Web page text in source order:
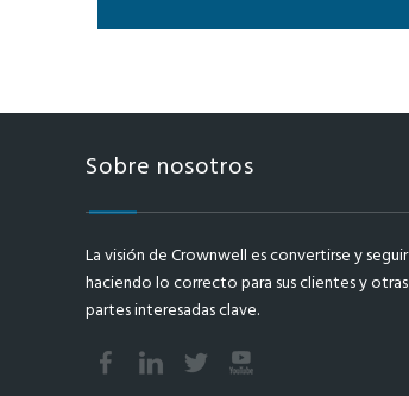
Sobre nosotros
La visión de Crownwell es convertirse y seguir
haciendo lo correcto para sus clientes y otras
partes interesadas clave.